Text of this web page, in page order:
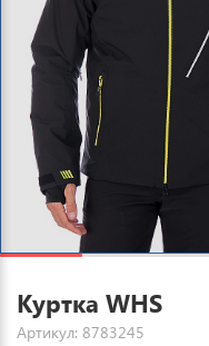
Куртка WHS
Артикул: 8783245